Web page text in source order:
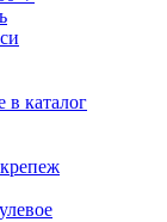
каталог